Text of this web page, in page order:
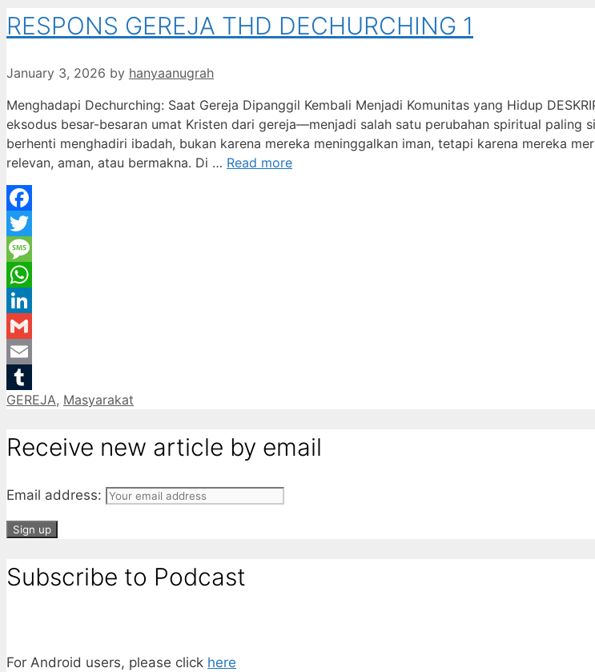
RESPONS GEREJA THD DECHURCHING 1
January 3, 2026 by hanyaanugrah
Menghadapi Dechurching: Saat Gereja Dipanggil Kembali Menjadi Komunitas yang Hidup
eksodus besar-besaran umat Kristen dari gereja—menjadi salah satu perubahan spiritual paling
berhenti menghadiri ibadah, bukan karena mereka meninggalkan iman, tetapi karena mereka
relevan, aman, atau bermakna. Di … Read more
Facebook
Twitter
Message
WhatsApp
LinkedIn
Gmail
Email
Tumblr
Categories
GEREJA, Masyarakat
Receive new article by email
Email address:
Subscribe to Podcast
For Android users, please click here